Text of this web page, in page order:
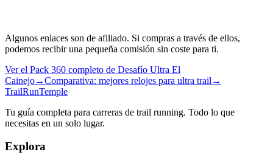
Algunos enlaces son de afiliado. Si compras a través de ellos,
podemos recibir una pequeña comisión sin coste para ti.
Ver el Pack 360 completo de Desafío Ultra El
Cainejo→Comparativa: mejores relojes para ultra trail →
TrailRunTemple
Tu guía completa para carreras de trail running. Todo lo que
necesitas en un solo lugar.
Explora